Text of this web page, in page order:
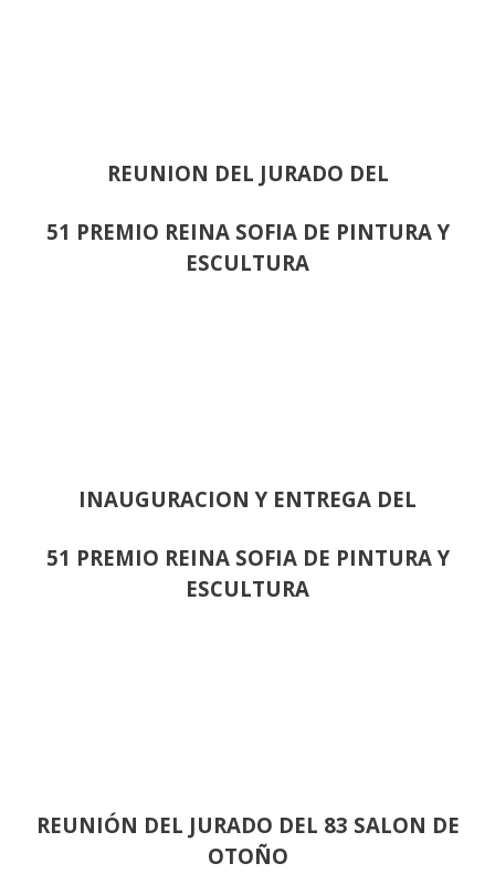
REUNION DEL JURADO DEL
51 PREMIO REINA SOFIA DE PINTURA Y
ESCULTURA
INAUGURACION Y ENTREGA DEL
51 PREMIO REINA SOFIA DE PINTURA Y
ESCULTURA
REUNIÓN DEL JURADO DEL 83 SALON DE
OTOÑO